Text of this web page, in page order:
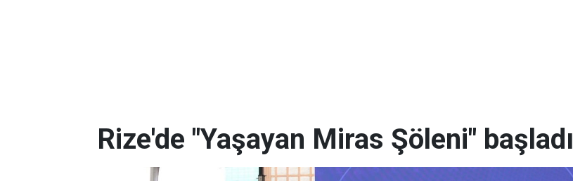
Rize'de "Yaşayan Miras Şöleni" başladı